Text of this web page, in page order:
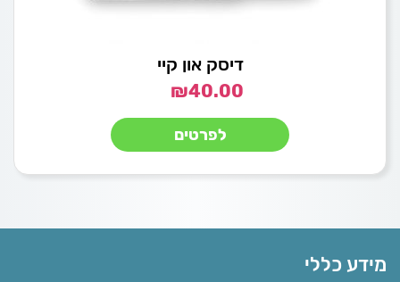
דיסק און קיי
₪40.00
לפרטים
מידע כללי